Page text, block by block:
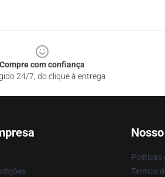
Compre com confiança
24/7, do clique à entrega
Políticas
Termos